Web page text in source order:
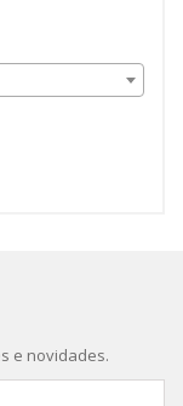
e novidades.